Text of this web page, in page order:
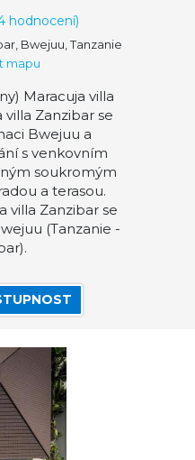
hodnocení)
Bwejuu, Tanzanie
mapu
Maracuja villa
villa Zanzibar se
Bwejuu a
s venkovním
soukromým
a terasou.
villa Zanzibar se
(Tanzanie -